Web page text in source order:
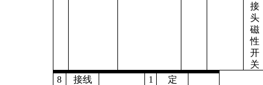
接
头
磁
性
开
关
8
接线
1
定